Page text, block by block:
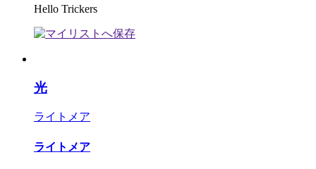
Hello Trickers
光
ライトメア
ライトメア